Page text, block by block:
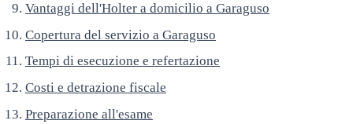
Vantaggi dell'Holter a domicilio a Garaguso
Copertura del servizio a Garaguso
Tempi di esecuzione e refertazione
Costi e detrazione fiscale
Preparazione all'esame